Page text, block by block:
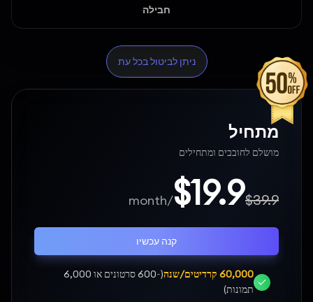
חבילה
ניתן לביטול בכל עת
מתחיל
מושלם לחובבים ומתחילים
$19.9$39.9
/month
קנה עכשיו
60,000 קרדיטים/שנה
(~600 סרטונים או 6,000
תמונות)